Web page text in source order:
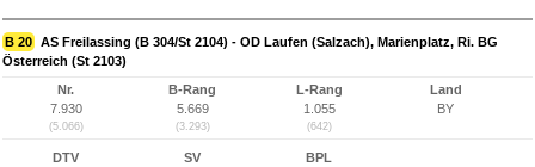
B 20 AS Freilassing (B 304/St 2104) - OD Laufen (Salzach), Marienplatz, Ri. BG
Österreich (St 2103)
Nr.
7.930
(5.066)
B-Rang
5.669
(3.293)
L-Rang
1.055
(642)
Land
BY
DTV
SV
BPL